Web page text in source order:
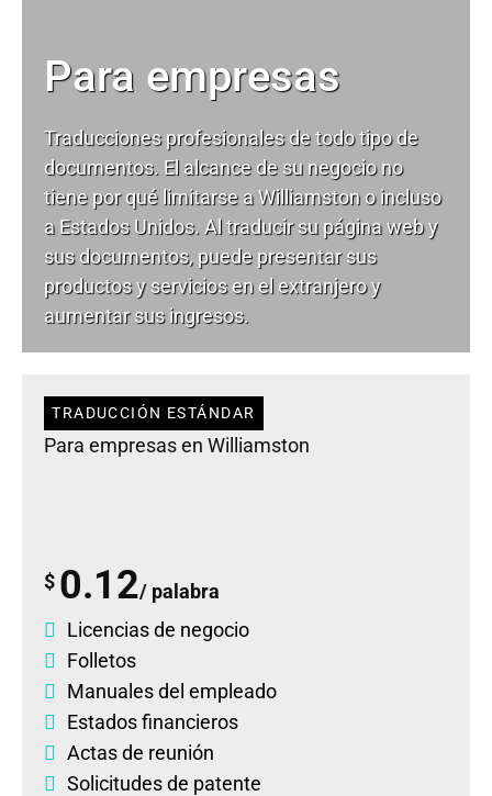
Para empresas
Traducciones profesionales de todo tipo de
documentos. El alcance de su negocio no
tiene por qué limitarse a Williamston o incluso
a Estados Unidos. Al traducir su página web y
sus documentos, puede presentar sus
productos y servicios en el extranjero y
aumentar sus ingresos.
TRADUCCIÓN ESTÁNDAR
Para empresas en Williamston
$ 0.12/ palabra
Licencias de negocio
Folletos
Manuales del empleado
Estados financieros
Actas de reunión
Solicitudes de patente